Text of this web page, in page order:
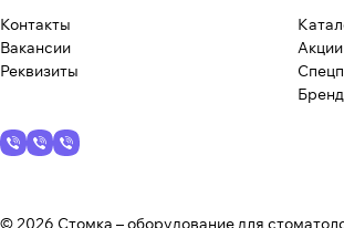
Контакты
Вакансии
Реквизиты
Акции
© 2026 Стомка – оборудование для